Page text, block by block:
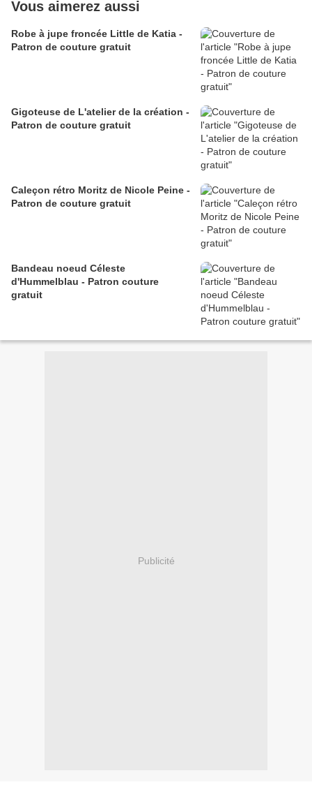
Vous aimerez aussi
Robe à jupe froncée Little de Katia -
Patron de couture gratuit
Gigoteuse de L'atelier de la création -
Patron de couture gratuit
Caleçon rétro Moritz de Nicole Peine -
Patron de couture gratuit
Bandeau noeud Céleste
d'Hummelblau - Patron couture
gratuit
Publicité